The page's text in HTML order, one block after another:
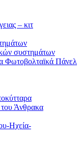
– κιτ
συστημάτων
Φωτοβολταϊκά Πάνελ
του Άνθρακα
Ηχεία-